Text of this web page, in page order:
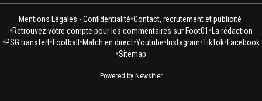
Mentions Légales - Confidentialité•Contact, recrutement et publicité
•Retrouvez votre compte pour les commentaires sur Foot01 • La rédaction
•PSG transfert•Football •Match en direct•Youtube• Instagram•TikTok•Facebook
•Sitemap
Powered by Newsifier